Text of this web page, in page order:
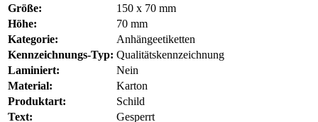
Größe:
150 x 70 mm
Höhe:
70 mm
Kategorie:
Anhängeetiketten
Kennzeichnungs-Typ: Qualitätskennzeichnung
Laminiert:
Nein
Material:
Karton
Produktart:
Schild
Text:
Gesperrt